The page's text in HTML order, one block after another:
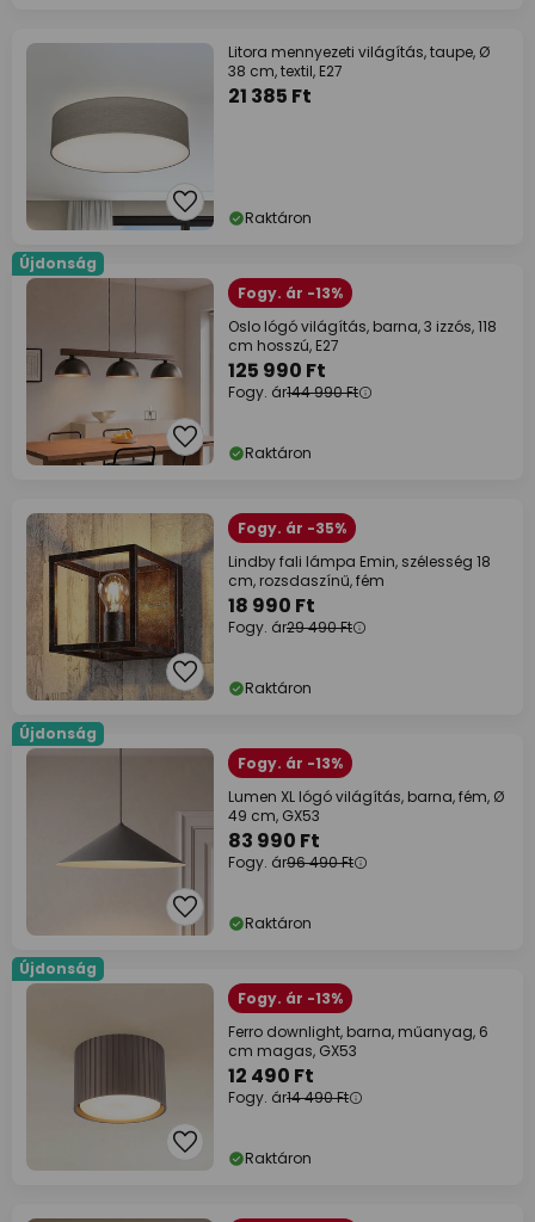
Litora mennyezeti világítás, taupe, Ø
38 cm, textil, E27
21 385 Ft
Raktáron
Újdonság
Fogy. ár -13%
Oslo lógó világítás, barna, 3 izzós, 118
cm hosszú, E27
125 990 Ft
Fogy. ár144 990 Ft
Raktáron
Fogy. ár -35%
Lindby fali lámpa Emin, szélesség 18
cm, rozsdaszínű, fém
18 990 Ft
Fogy. ár29 490 Ft
Raktáron
Újdonság
Fogy. ár -13%
Lumen XL lógó világítás, barna, fém, Ø
49 cm, GX53
83 990 Ft
Fogy. ár96 490 Ft
Raktáron
Újdonság
Fogy. ár -13%
Ferro downlight, barna, műanyag, 6
cm magas, GX53
12 490 Ft
Fogy. ár14 490 Ft
Raktáron